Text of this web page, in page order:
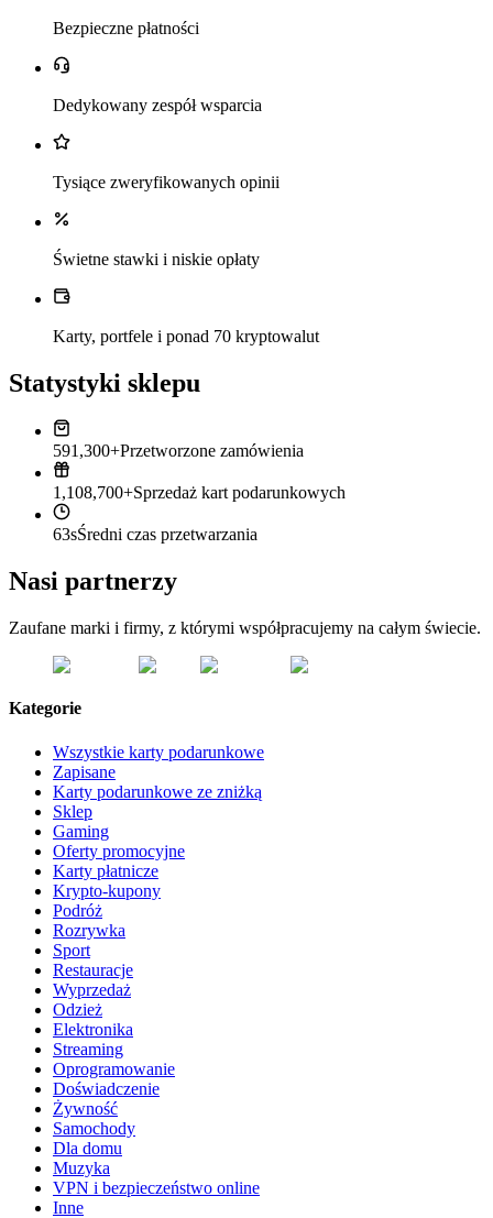
Bezpieczne płatności
Dedykowany zespół wsparcia
Tysiące zweryfikowanych opinii
Świetne stawki i niskie opłaty
Karty, portfele i ponad 70 kryptowalut
Statystyki sklepu
591,300+Przetworzone zamówienia
1,108,700+Sprzedaż kart podarunkowych
63sŚredni czas przetwarzania
Nasi partnerzy
Zaufane marki i firmy, z którymi współpracujemy na całym świecie.
Kategorie
Wszystkie karty podarunkowe
Zapisane
Karty podarunkowe ze zniżką
Sklep
Gaming
Oferty promocyjne
Karty płatnicze
Krypto-kupony
Podróż
Rozrywka
Sport
Restauracje
Wyprzedaż
Odzież
Elektronika
Streaming
Oprogramowanie
Doświadczenie
Żywność
Samochody
Dla domu
Muzyka
VPN i bezpieczeństwo online
Inne